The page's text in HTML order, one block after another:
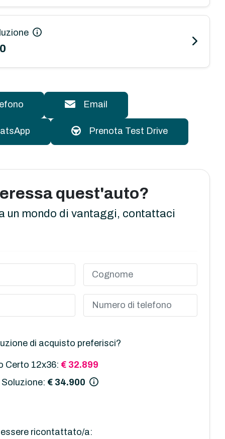
Email
Prenota Test Drive
quest'auto?
un mondo di vantaggi, contattaci
di acquisto preferisci?
Certo 12x36: € 32.899
€ 34.900
essere ricontattato/a: